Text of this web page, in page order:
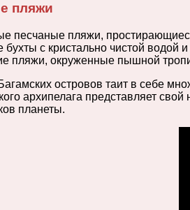
пляжи
песчаные пляжи,
бухты с кристально чистой
пляжи, окруженные пышной
островов таит в себе
архипелага представляет
планеты.